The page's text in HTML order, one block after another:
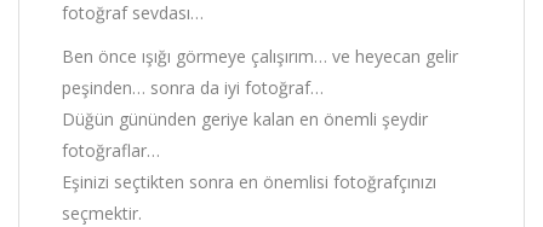
fotoğraf sevdası…
Ben önce ışığı görmeye çalışırım… ve heyecan gelir
peşinden… sonra da iyi fotoğraf…
Düğün gününden geriye kalan en önemli şeydir
fotoğraflar…
Eşinizi seçtikten sonra en önemlisi fotoğrafçınızı
seçmektir.